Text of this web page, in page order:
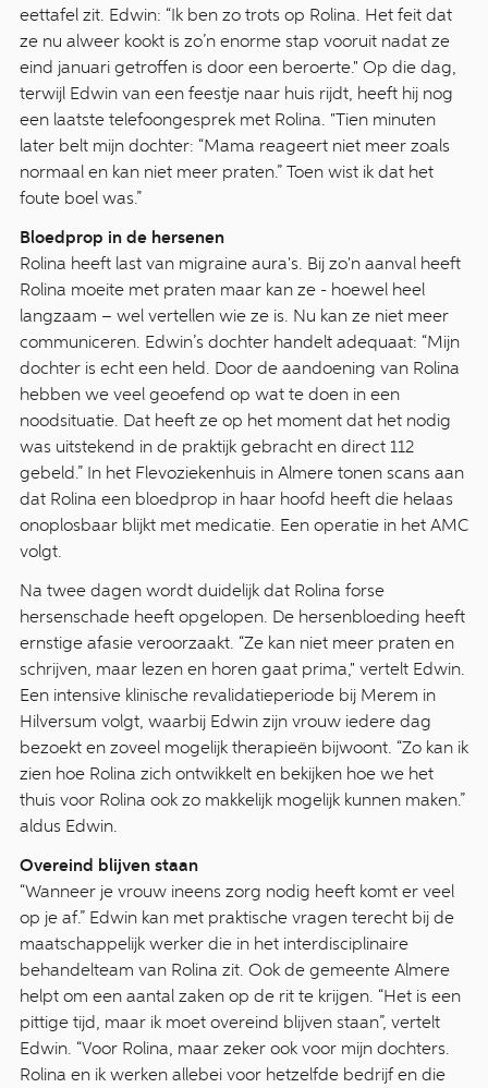
eettafel zit. Edwin: “Ik ben zo trots op Rolina. Het feit dat
ze nu alweer kookt is zo’n enorme stap vooruit nadat ze
eind januari getroffen is door een beroerte." Op die dag,
terwijl Edwin van een feestje naar huis rijdt, heeft hij nog
een laatste telefoongesprek met Rolina. "Tien minuten
later belt mijn dochter: “Mama reageert niet meer zoals
normaal en kan niet meer praten.” Toen wist ik dat het
foute boel was.”
Bloedprop in de hersenen
Rolina heeft last van migraine aura's. Bij zo'n aanval heeft
Rolina moeite met praten maar kan ze - hoewel heel
langzaam – wel vertellen wie ze is. Nu kan ze niet meer
communiceren. Edwin’s dochter handelt adequaat: “Mijn
dochter is echt een held. Door de aandoening van Rolina
hebben we veel geoefend op wat te doen in een
noodsituatie. Dat heeft ze op het moment dat het nodig
was uitstekend in de praktijk gebracht en direct 112
gebeld.” In het Flevoziekenhuis in Almere tonen scans aan
dat Rolina een bloedprop in haar hoofd heeft die helaas
onoplosbaar blijkt met medicatie. Een operatie in het AMC
volgt.
Na twee dagen wordt duidelijk dat Rolina forse
hersenschade heeft opgelopen. De hersenbloeding heeft
ernstige afasie veroorzaakt. “Ze kan niet meer praten en
schrijven, maar lezen en horen gaat prima," vertelt Edwin.
Een intensive klinische revalidatieperiode bij Merem in
Hilversum volgt, waarbij Edwin zijn vrouw iedere dag
bezoekt en zoveel mogelijk therapieën bijwoont. “Zo kan ik
zien hoe Rolina zich ontwikkelt en bekijken hoe we het
thuis voor Rolina ook zo makkelijk mogelijk kunnen maken.”
aldus Edwin.
Overeind blijven staan
“Wanneer je vrouw ineens zorg nodig heeft komt er veel
op je af.” Edwin kan met praktische vragen terecht bij de
maatschappelijk werker die in het interdisciplinaire
behandelteam van Rolina zit. Ook de gemeente Almere
helpt om een aantal zaken op de rit te krijgen. “Het is een
pittige tijd, maar ik moet overeind blijven staan”, vertelt
Edwin. “Voor Rolina, maar zeker ook voor mijn dochters.
Rolina en ik werken allebei voor hetzelfde bedrijf en die